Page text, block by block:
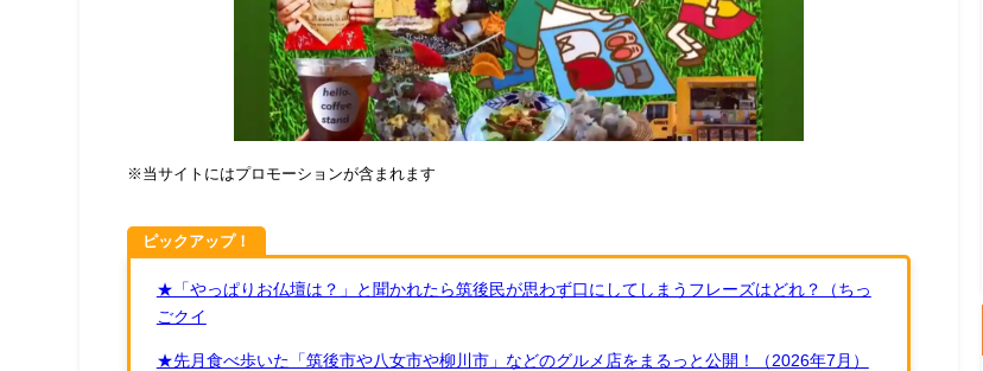
※当サイトにはプロモーションが含まれます
ピックアップ！
★「やっぱりお仏壇は？」と聞かれたら筑後民が思わず口にしてしまうフレーズはどれ？（ちっ
ごクイ
★先月食べ歩いた「筑後市や八女市や柳川市」などのグルメ店をまるっと公開！（2026年7月）